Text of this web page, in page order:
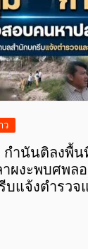
ว
กำนันติลงพื้น
ผงะพบศพล
แจ้งตำรวจ